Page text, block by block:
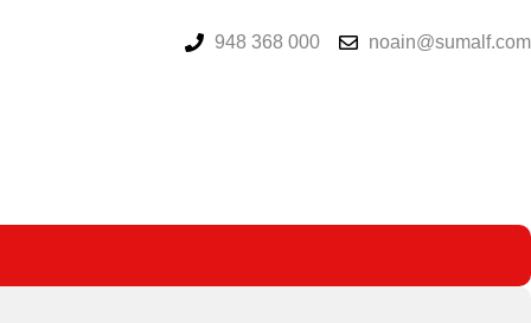
948 368 000 noain@sumalf.com